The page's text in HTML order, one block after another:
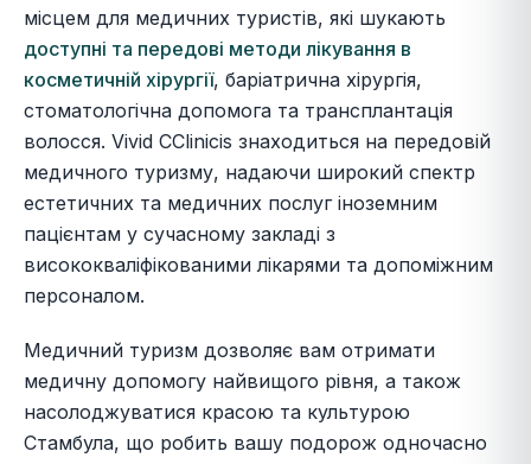
місцем для медичних туристів, які шукають
доступні та передові методи лікування в
косметичній хірургії, баріатрична хірургія,
стоматологічна допомога та трансплантація
волосся. Vivid CClinicis знаходиться на передовій
медичного туризму, надаючи широкий спектр
естетичних та медичних послуг іноземним
пацієнтам у сучасному закладі з
висококваліфікованими лікарями та допоміжним
персоналом.
Медичний туризм дозволяє вам отримати
медичну допомогу найвищого рівня, а також
насолоджуватися красою та культурою
Стамбула, що робить вашу подорож одночасно